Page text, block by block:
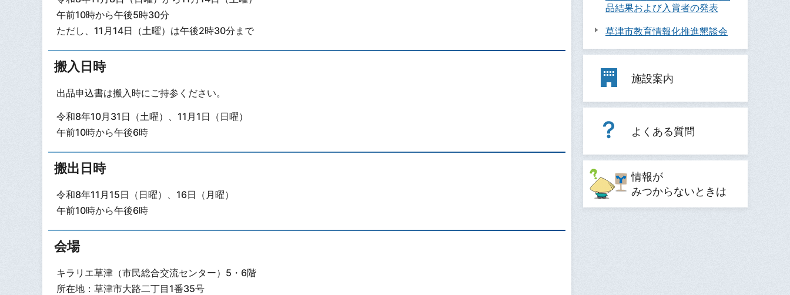
午前10時から午後5時30分
ただし、11月14日（土曜）は午後2時30分まで
搬入日時
出品申込書は搬入時にご持参ください。
令和8年10月31日（土曜）、11月1日（日曜）
午前10時から午後6時
搬出日時
令和8年11月15日（日曜）、16日（月曜）
午前10時から午後6時
会場
キラリエ草津（市民総合交流センター）5・6階
所在地：草津市大路二丁目1番35号
品結果および入賞者の発表
草津市教育情報化推進懇談会
施設案内
よくある質問
情報が
みつからないときは